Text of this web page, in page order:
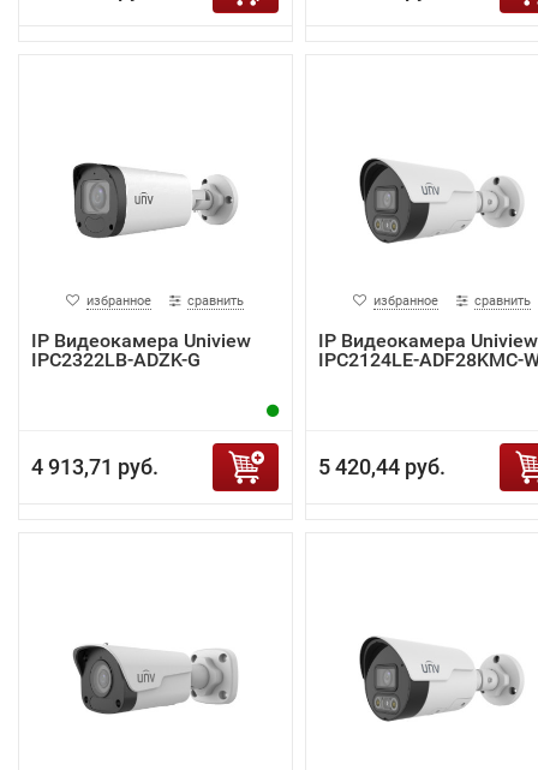
избранное сравнить
IP Видеокамера Uniview
IPC2322LB-ADZK-G
4 913,71 руб.
избранное сравнить
IP Видеокамера Uniview
IPC2124LE-ADF28KMC-
5 420,44 руб.